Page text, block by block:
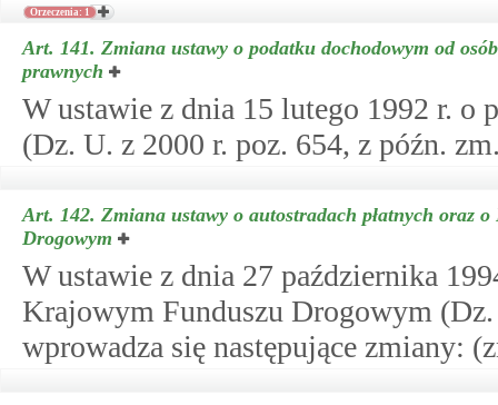
Orzeczenia: 1
Art. 141. Zmiana ustawy o podatku dochodowym od osób
prawnych
W ustawie z dnia 15 lutego 1992 r. o
(Dz. U. z 2000 r. poz. 654, z późn.
Art. 142. Zmiana ustawy o autostradach płatnych oraz
Drogowym
W ustawie z dnia 27 października
Krajowym Funduszu Drogowym
wprowadza się następujące zmiany: